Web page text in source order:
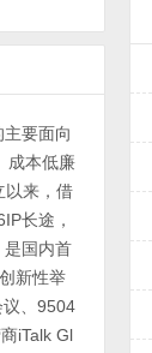
要面向
成本低廉
以来，借
长途，
是国内首
新性举
议、9504
iTalk Gl